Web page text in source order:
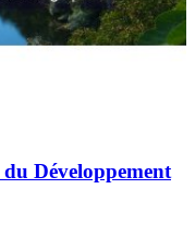
Développement